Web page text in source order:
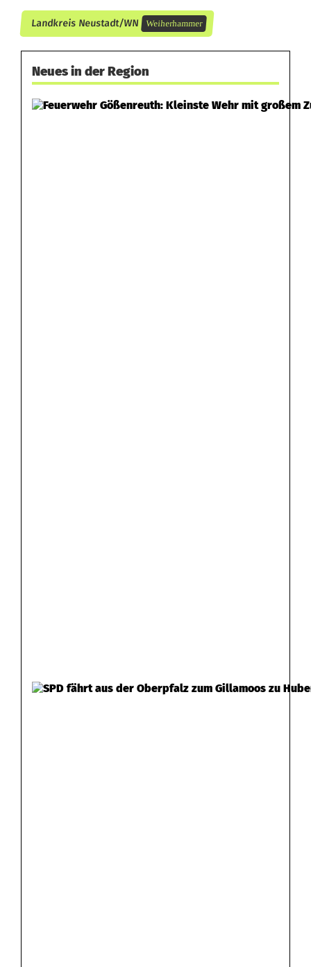
Landkreis Neustadt/WN Weiherhammer
Neues in der Region